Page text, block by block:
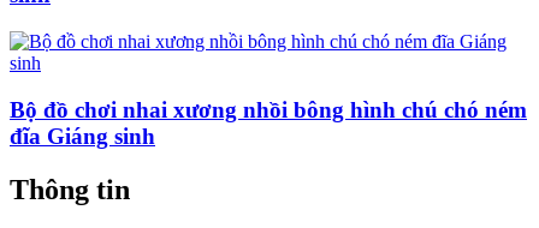
Bộ đồ chơi nhai xương nhồi bông hình chú chó ném
đĩa Giáng sinh
Thông tin